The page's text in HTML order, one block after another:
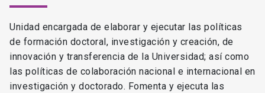
Unidad encargada de elaborar y ejecutar las políticas
de formación doctoral, investigación y creación, de
innovación y transferencia de la Universidad; así como
las políticas de colaboración nacional e internacional en
investigación y doctorado. Fomenta y ejecuta las